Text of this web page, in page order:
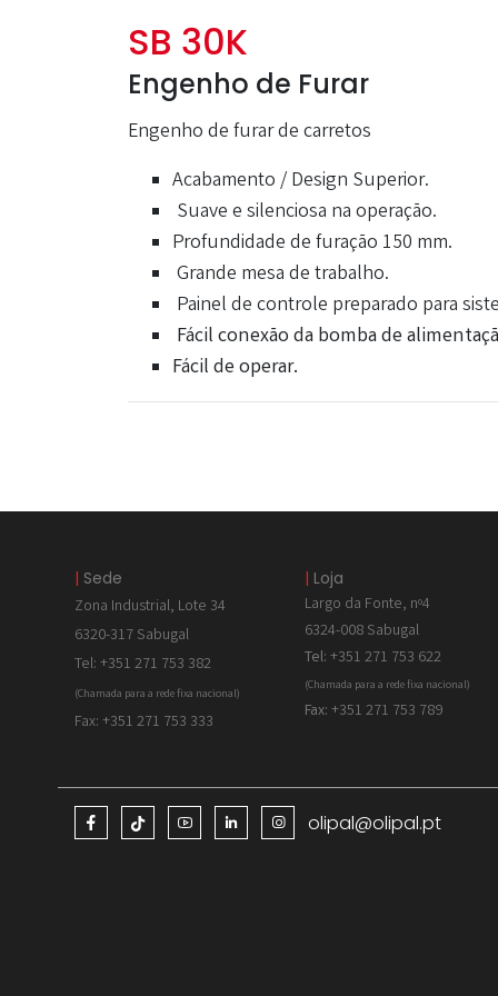
SB 30K
Engenho de Furar
Engenho de furar de carretos
Acabamento / Design Superior.
Suave e silenciosa na operação.
Profundidade de furação 150 mm.
Grande mesa de trabalho.
Painel de controle preparado para
Fácil conexão da bomba de
Fácil de operar.
| Sede
Zona Industrial, Lote 34
6320-317 Sabugal
Tel: +351 271 753 382
(Chamada para a rede fixa nacional)
Fax: +351 271 753 333
| Loja
Largo da Fonte, nº4
6324-008 Sabugal
Tel: +351 271 753 622
(Chamada para a rede fixa nacional)
Fax: +351 271 753 789
olipal@olipal.pt